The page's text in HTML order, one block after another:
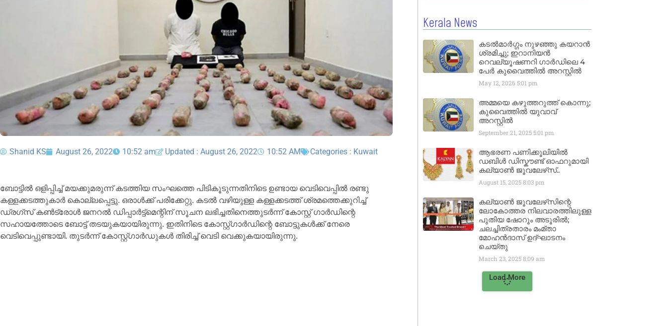
Shanid KS August 26, 2022 10:52 am Updated : August 26, 2022 10:52 AM Categories : Kuwait
ബോട്ടിൽ ഒളിപ്പിച്ച് മയക്കുമരുന്ന് കടത്തിയ സംഘത്തെ പിടികൂടുന്നതിനിടെ ഉണ്ടായ വെടിവെപ്പിൽ രണ്ടു
കള്ളക്കടത്തുകാർ കൊല്ലപ്പെട്ടു. ഒരാൾക്ക് പരിക്കേറ്റു. കടൽ വഴിയുള്ള കള്ളക്കടത്ത് ശ്രമത്തെക്കുറിച്ച്
ഡ്രഗ്‌സ് കൺട്രോൾ ജനറൽ ഡിപ്പാർട്ട്‌മെന്റിന് സൂചന ലഭിച്ചതിനെത്തുടർന്ന് കോസ്റ്റ് ഗാർഡിന്റെ
സഹായത്തോടെ ബോട്ട് തടയുകയായിരുന്നു. ഇതിനിടെ കോസ്റ്റ്ഗാർഡിന്റെ ബോട്ടുകൾക്ക് നേരെ
വെടിവെപ്പുണ്ടായി. തുടർന്ന് കോസ്റ്റ്ഗാർഡുകൾ തിരിച്ച് വെടി വെക്കുകയായിരുന്നു.
Kerala News
കടൽമാർഗ്ഗം നുഴഞ്ഞു കയറാൻ
ശ്രമിച്ചു; ഇറാനിയൻ
റെവല്യൂഷണറി ഗാർഡിലെ 4
പേർ കുവൈത്തിൽ അറസ്റ്റിൽ
May 12, 2026 5:01 pm
അമ്മയെ കഴുത്തറുത്ത് കൊന്നു;
കുവൈത്തിൽ യുവാവ്
അറസ്റ്റിൽ
September 21, 20255:01 pm
ആഭരണ പണിക്കൂലിയിൽ
ഡബിൾ ഡിസ്കൗണ്ട് ഓഫറുമായി
കല്യാൺ ജൂവലേഴ്‌സ്..
August 15, 20258:03 pm
കല്യാൺ ജൂവലേഴ്‌സിന്റെ
ലോകോത്തര നിലവാരത്തിലുള്ള
പുതിയ ഷോറൂം അടൂരിൽ;
ചലച്ചിത്രതാരം മംമ്താ
മോഹൻദാസ് ഉദ്ഘാടനം
ചെയ്‌തു
March 23, 20258:09 am
Load More